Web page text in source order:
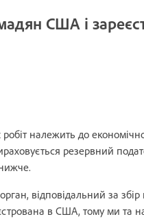
США і
належить до
резервний
відповідальний за збір
в США, тому ми та